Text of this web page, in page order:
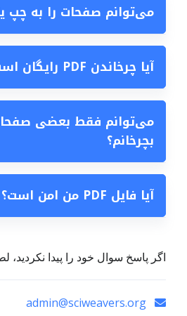
می‌توانم صفحات را به چپ
آیا چرخاندن PDF رایگان است؟
می‌توانم فقط بعضی
بچرخانم؟
آیا فایل PDF من امن است؟
اگر پاسخ سوال خود را پیدا نکردید،